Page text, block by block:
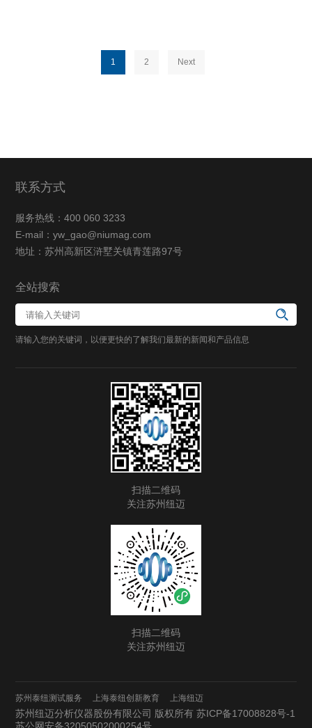
1 2 Next
联系方式
服务热线：400 060 3233
E-mail：yw_gao@niumag.com
地址：苏州高新区浒墅关镇青莲路97号
全站搜索
请输入您的关键词，以便更快的了解我们最新的新闻和产品信息
扫描二维码
关注苏州纽迈
扫描二维码
关注苏州纽迈
苏州泰纽测试服务 上海泰纽创新教育 上海纽迈
苏州纽迈分析仪器股份有限公司 版权所有苏ICP备17008828号-1